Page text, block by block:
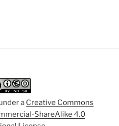
a Creative Commons
ShareAlike 4.0